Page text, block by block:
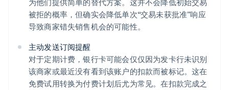
为他们提供简单的替代方案。这并不会降低初始交易
被拒的概率，但确实会降低单次“交易未获批准”响应
导致商家错失销售机会的可能性。
主动发送订阅提醒
对于定期计费，银行卡可能会仅仅因为发卡行未识别
该商家或最近没有看到该账户的扣款而被标记。这在
免费试用转换为付费计划后尤为常见。在扣款完成之